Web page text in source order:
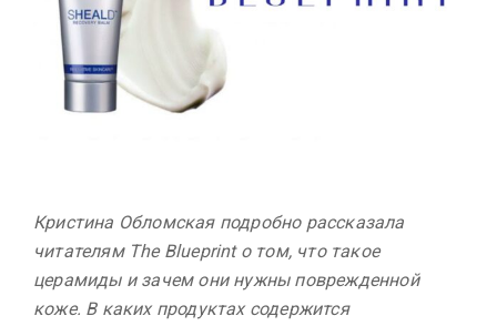
Кристина Обломская подробно рассказала
читателям The Blueprint о том, что такое
церамиды и зачем они нужны поврежденной
коже. В каких продуктах содержится